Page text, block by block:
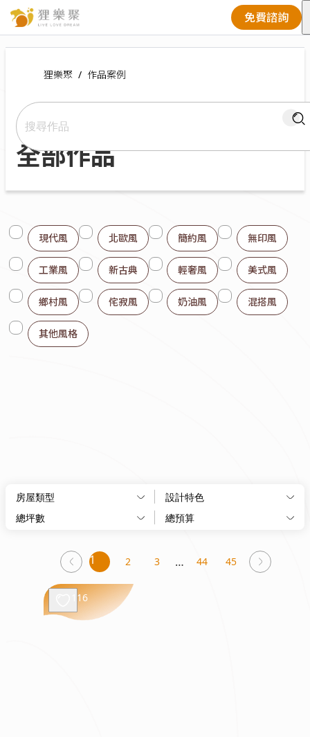
免費諮詢
狸樂聚
Current:
作品案例
全部作品
現代風 北歐風 簡約風 無印風
工業風 新古典 輕奢風 美式風
鄉村風 侘寂風 奶油風 混搭風
其他風格
You're
on
page
1 2 3 44 45 page
116